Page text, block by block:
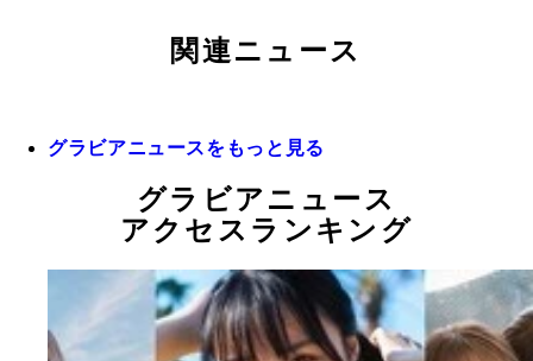
関連ニュース
グラビアニュースをもっと見る
グラビアニュース
アクセスランキング